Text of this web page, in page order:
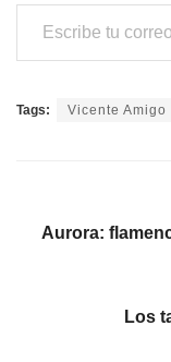
Tags: Vicente Amigo
Aurora:
Los